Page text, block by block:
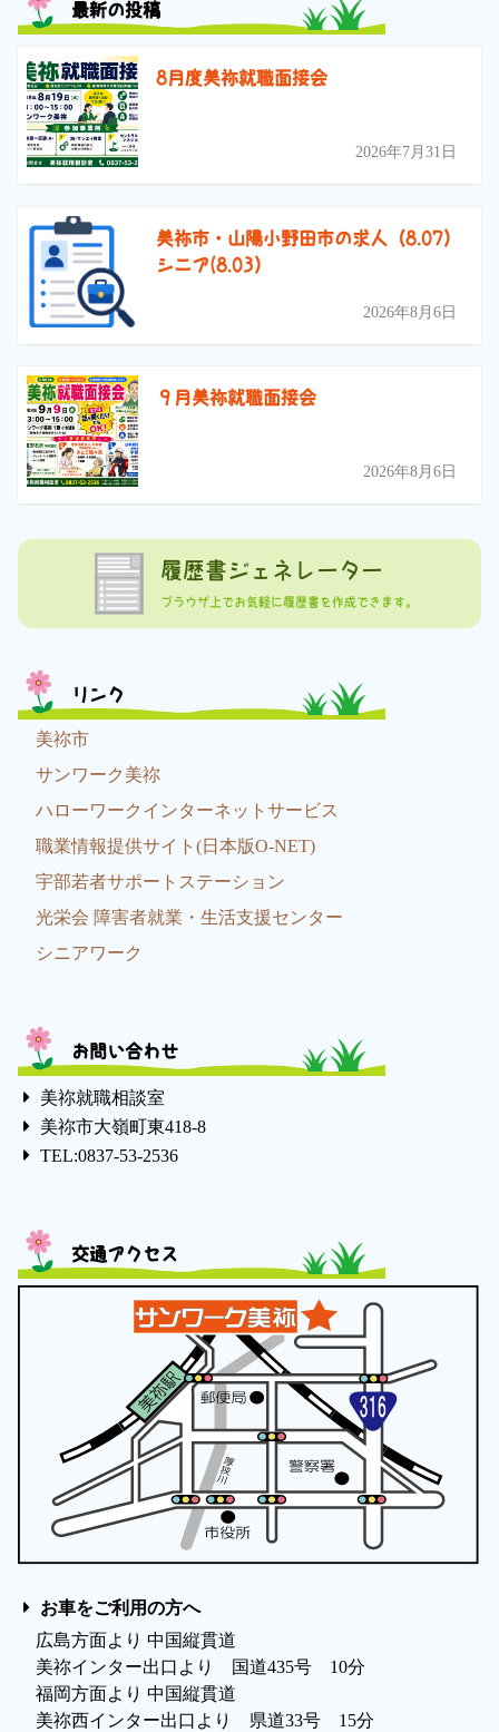
最新の投稿
8月度美祢就職面接会
2026年7月31日
美祢市・山陽小野田市の求人（8.07）
シニア(8.03）
2026年8月6日
９月美祢就職面接会
2026年8月6日
履歴書ジェネレーター
ブラウザ上でお気軽に履歴書を作成できます。
リンク
美祢市
サンワーク美祢
ハローワークインターネットサービス
職業情報提供サイト(日本版O-NET)
宇部若者サポートステーション
光栄会 障害者就業・生活支援センター
シニアワーク
お問い合わせ
美祢就職相談室
美祢市大嶺町東418-8
TEL:0837-53-2536
交通アクセス
お車をご利用の方へ
広島方面より 中国縦貫道
美祢インター出口より 国道435号 10分
福岡方面より 中国縦貫道
美祢西インター出口より 県道33号 15分